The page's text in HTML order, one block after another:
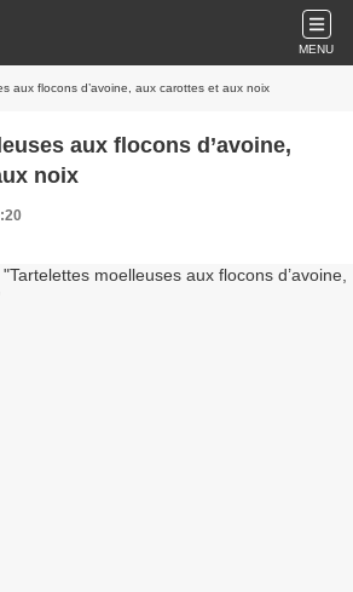
MENU
aux flocons d’avoine, aux carottes et aux noix
aux flocons d’avoine,
noix